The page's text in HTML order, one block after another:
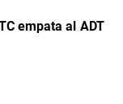
empata al ADT